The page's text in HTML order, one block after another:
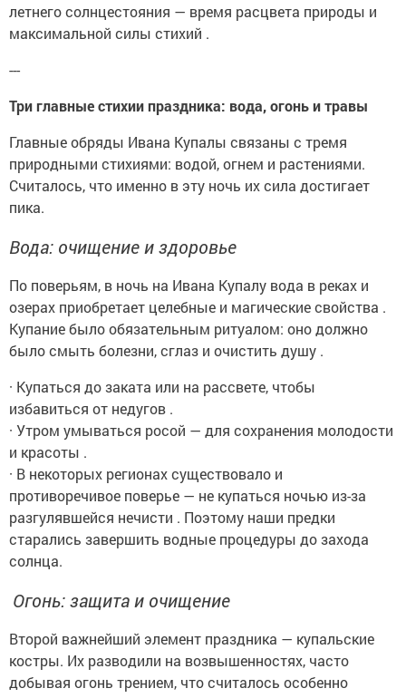
летнего солнцестояния — время расцвета природы и
максимальной силы стихий .
---
Три главные стихии праздника: вода, огонь и травы
Главные обряды Ивана Купалы связаны с тремя
природными стихиями: водой, огнем и растениями.
Считалось, что именно в эту ночь их сила достигает
пика.
Вода: очищение и здоровье
По поверьям, в ночь на Ивана Купалу вода в реках и
озерах приобретает целебные и магические свойства .
Купание было обязательным ритуалом: оно должно
было смыть болезни, сглаз и очистить душу .
· Купаться до заката или на рассвете, чтобы
избавиться от недугов .
· Утром умываться росой — для сохранения молодости
и красоты .
· В некоторых регионах существовало и
противоречивое поверье — не купаться ночью из-за
разгулявшейся нечисти . Поэтому наши предки
старались завершить водные процедуры до захода
солнца.
Огонь: защита и очищение
Второй важнейший элемент праздника — купальские
костры. Их разводили на возвышенностях, часто
добывая огонь трением, что считалось особенно